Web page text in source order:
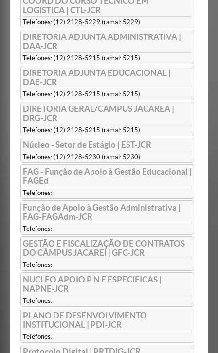
LOGISTICA | CTL-JCR
Telefones: (12) 2128-5229 (ramal: 5229)
DIRETORIA ADJUNTA ADMINISTRATIVA |
DAA-JCR
Telefones: (12) 2128-5215 (ramal: 5215)
DIRETORIA ADJUNTA EDUCACIONAL |
DAE-JCR
Telefones: (12) 2128-5215 (ramal: 5215)
DIRETORIA GERAL/CAMPUS JACAREA |
DRG-JCR
Telefones: (12) 2128-5215 (ramal: 5215)
Núcleo - Setor de Estágio | EST-JCR
Telefones: (12) 2128-5230 (ramal: 5230)
FAG - Função de Apoio à Gestão Educacional |
FAGEd
Telefones:
Função de Apoio à Gestão Administrativa |
FAG-FAGAdm-JCR
Telefones:
GESTÃO E FISCALIZAÇÃO DE CONTRATOS
DO CÂMPUS JACAREÍ | GFC-JCR
Telefones:
NUCLEO APOIO P N E ESPECIFICAS |
NAPNE-JCR
Telefones:
PLANO DE DESENVOLVIMENTO
INSTITUCIONAL | PDI-JCR
Telefones: